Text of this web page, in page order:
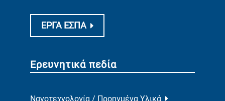
ΕΡΓΑ ΕΣΠΑ
Ερευνητικά πεδία
Νανοτεχνολογία / Προηγμένα Υλικά